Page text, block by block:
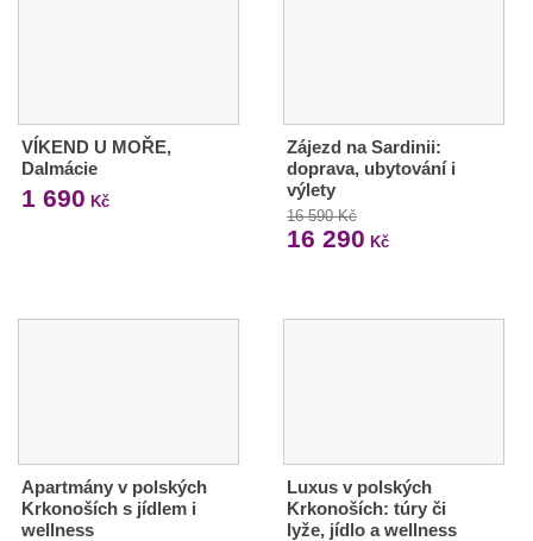
VÍKEND U MOŘE,
Dalmácie
1 690 Kč
Zájezd na Sardinii:
doprava, ubytování i
výlety
16 590 Kč
16 290 Kč
Apartmány v polských
Krkonoších s jídlem i
wellness
Luxus v polských
Krkonoších: túry či
lyže, jídlo a wellness